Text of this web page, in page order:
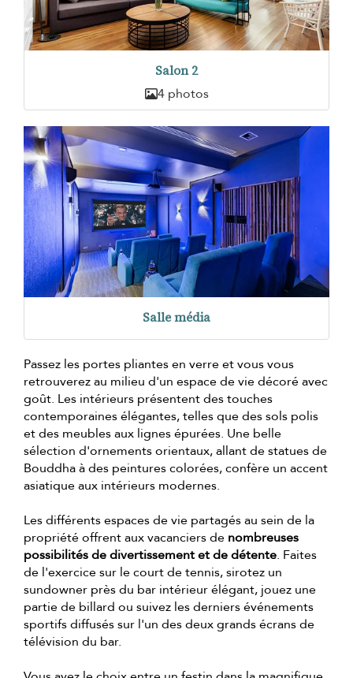
Salon 2
4 photos
Salle média
Passez les portes pliantes en verre et vous vous
retrouverez au milieu d'un espace de vie décoré avec
goût. Les intérieurs présentent des touches
contemporaines élégantes, telles que des sols polis
et des meubles aux lignes épurées. Une belle
sélection d'ornements orientaux, allant de statues de
Bouddha à des peintures colorées, confère un accent
asiatique aux intérieurs modernes.
Les différents espaces de vie partagés au sein de la
propriété offrent aux vacanciers de nombreuses
possibilités de divertissement et de détente. Faites
de l'exercice sur le court de tennis, sirotez un
sundowner près du bar intérieur élégant, jouez une
partie de billard ou suivez les derniers événements
sportifs diffusés sur l'un des deux grands écrans de
télévision du bar.